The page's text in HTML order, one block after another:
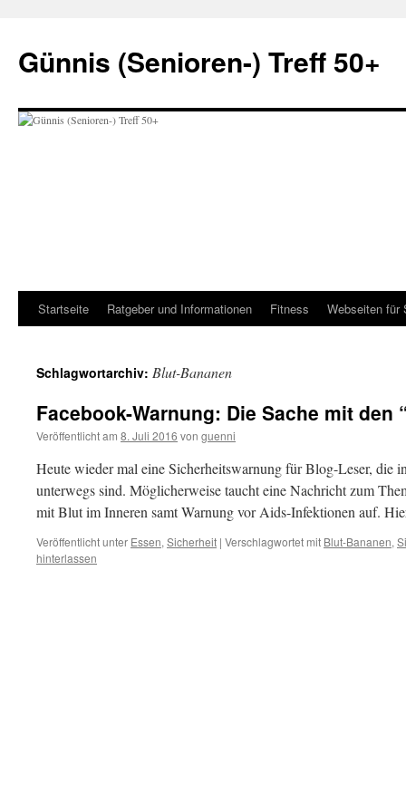
springen
Günnis (Senioren-) Treff 50+
Startseite Ratgeber und Informationen Fitness Webseiten für
Schlagwortarchiv: Blut-Bananen
Facebook-Warnung: Die Sache mit den
Veröffentlicht am 8. Juli 2016 von guenni
Heute wieder mal eine Sicherheitswarnung für Blog-Leser, die
unterwegs sind. Möglicherweise taucht eine Nachricht zum
mit Blut im Inneren samt Warnung vor Aids-Infektionen auf.
Veröffentlicht unter Essen, Sicherheit | Verschlagwortet mit Blut-Bananen,
hinterlassen